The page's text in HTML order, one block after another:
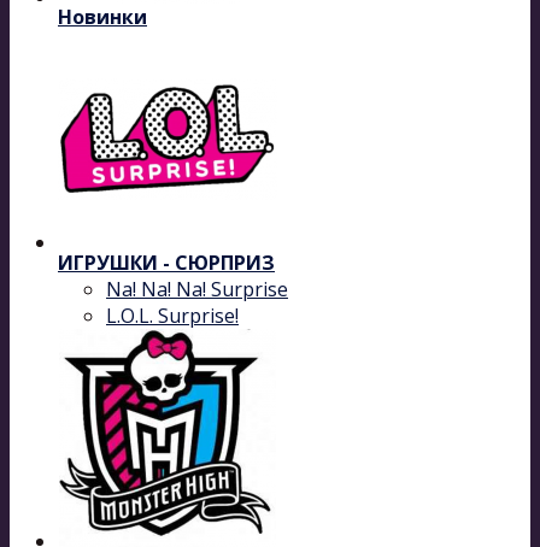
Новинки
ИГРУШКИ - СЮРПРИЗ
Na! Na! Na! Surprise
L.O.L. Surprise!